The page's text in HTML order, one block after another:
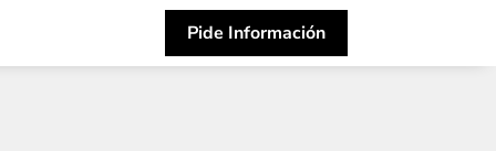
Pide Información